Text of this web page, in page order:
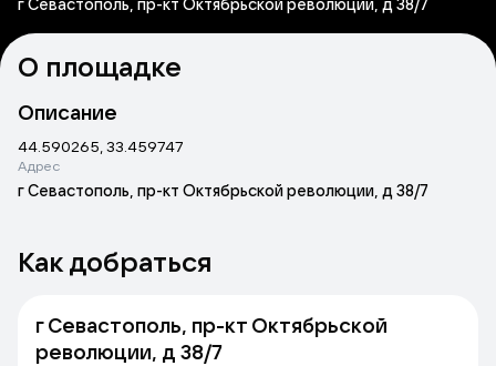
г Севастополь, пр-кт Октябрьской революции, д 38/7
О площадке
Описание
44.590265, 33.459747
Адрес
г Севастополь, пр-кт Октябрьской революции, д 38/7
Как добраться
г Севастополь, пр-кт Октябрьской
революции, д 38/7